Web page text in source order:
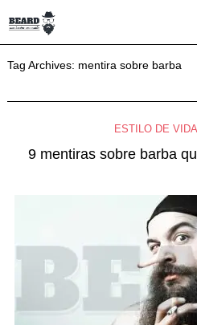
Tag Archives: mentira sobre barba
ESTILO DE VIDA
9 mentiras sobre barba